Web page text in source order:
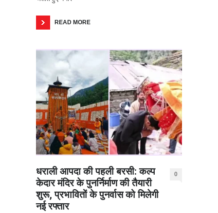
READ MORE
धराली आपदा की पहली बरसी: कल्प
केदार मंदिर के पुनर्निर्माण की तैयारी
शुरू, प्रभावितों के पुनर्वास को मिलेगी
नई रफ्तार
0